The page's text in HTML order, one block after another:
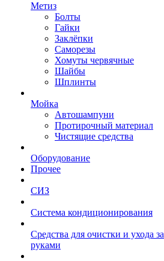
Метиз
Болты
Гайки
Заклёпки
Саморезы
Хомуты червячные
Шайбы
Шплинты
Мойка
Автошампуни
Протирочный материал
Чистящие средства
Оборудование
Прочее
СИЗ
Система кондиционирования
Средства для очистки и ухода за
руками